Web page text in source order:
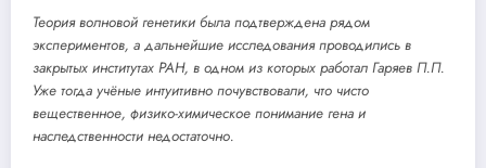
Теория волновой генетики была подтверждена рядом
экспериментов, а дальнейшие исследования проводились в
закрытых институтах РАН, в одном из которых работал Гаряев П.П.
Уже тогда учёные интуитивно почувствовали, что чисто
вещественное, физико-химическое понимание гена и
наследственности недостаточно.